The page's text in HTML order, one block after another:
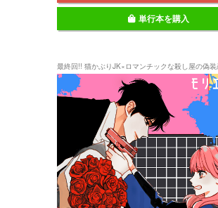
単行本を購入
最終回!! 猫かぶりJK×ロマンチックな殺し屋の偽